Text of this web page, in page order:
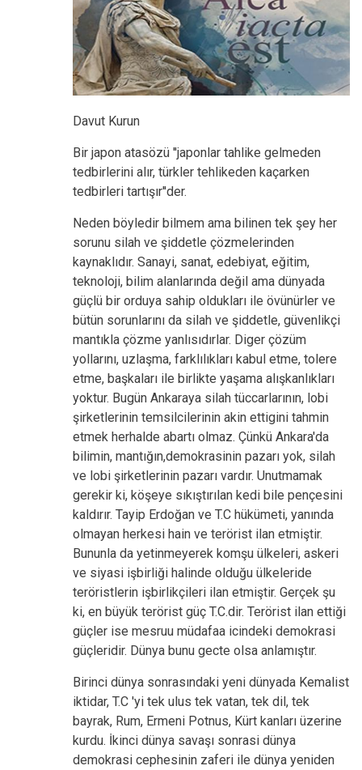
Davut Kurun
Bir japon atasözü ''japonlar tahlike gelmeden
tedbirlerini alır, türkler tehlikeden kaçarken
tedbirleri tartışır''der.
Neden böyledir bilmem ama bilinen tek şey her
sorunu silah ve şiddetle çözmelerinden
kaynaklıdır. Sanayi, sanat, edebiyat, eğitim,
teknoloji, bilim alanlarında değil ama dünyada
güçlü bir orduya sahip oldukları ile övünürler ve
bütün sorunlarını da silah ve şiddetle, güvenlikçi
mantıkla çözme yanlısıdırlar. Diger çözüm
yollarını, uzlaşma, farklılıkları kabul etme, tolere
etme, başkaları ile birlikte yaşama alışkanlıkları
yoktur. Bugün Ankaraya silah tüccarlarının, lobi
şirketlerinin temsilcilerinin akin ettigini tahmin
etmek herhalde abartı olmaz. Çünkü Ankara'da
bilimin, mantığın,demokrasinin pazarı yok, silah
ve lobi şirketlerinin pazarı vardır. Unutmamak
gerekir ki, köşeye sıkıştırılan kedi bile pençesini
kaldırır. Tayip Erdoğan ve T.C hükümeti, yanında
olmayan herkesi hain ve terörist ilan etmiştir.
Bununla da yetinmeyerek komşu ülkeleri, askeri
ve siyasi işbirliği halinde olduğu ülkeleride
teröristlerin işbirlikçileri ilan etmiştir. Gerçek şu
ki, en büyük terörist güç T.C.dir. Terörist ilan ettiği
güçler ise mesruu müdafaa icindeki demokrasi
güçleridir. Dünya bunu gecte olsa anlamıştır.
Birinci dünya sonrasındaki yeni dünyada Kemalist
iktidar, T.C 'yi tek ulus tek vatan, tek dil, tek
bayrak, Rum, Ermeni Potnus, Kürt kanları üzerine
kurdu. İkinci dünya savaşı sonrasi dünya
demokrasi cephesinin zaferi ile dünya yeniden